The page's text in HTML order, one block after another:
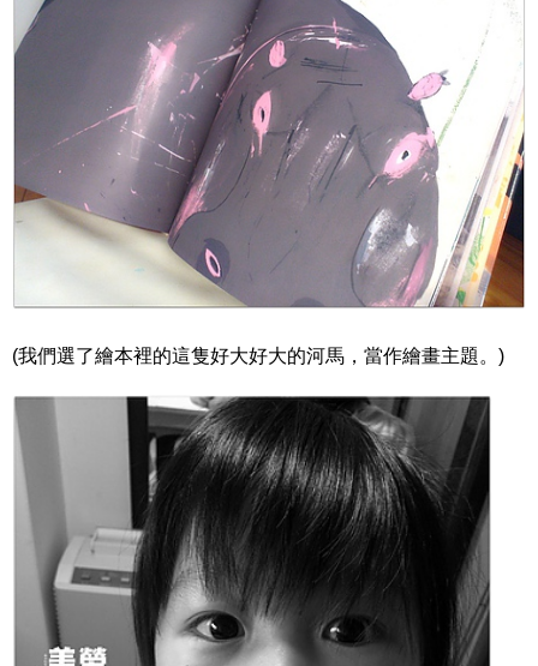
(我們選了繪本裡的這隻好大好大的河馬，當作繪畫主題。)